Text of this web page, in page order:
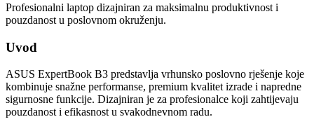
Profesionalni laptop dizajniran za maksimalnu produktivnost i
pouzdanost u poslovnom okruženju.
Uvod
ASUS ExpertBook B3 predstavlja vrhunsko poslovno rješenje koje
kombinuje snažne performanse, premium kvalitet izrade i napredne
sigurnosne funkcije. Dizajniran je za profesionalce koji zahtijevaju
pouzdanost i efikasnost u svakodnevnom radu.